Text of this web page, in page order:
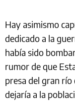
Hay asimismo
dedicado a la
había sido
rumor de que
presa del gran
dejaría a la